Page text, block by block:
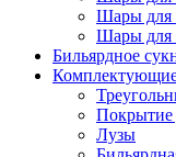
Шары для
Шары для
Бильярдное
Комплектующие
Покрытие
Лузы